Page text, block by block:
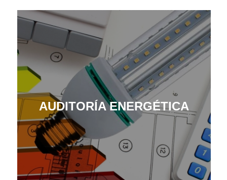
AUDITORÍA ENERGÉTICA